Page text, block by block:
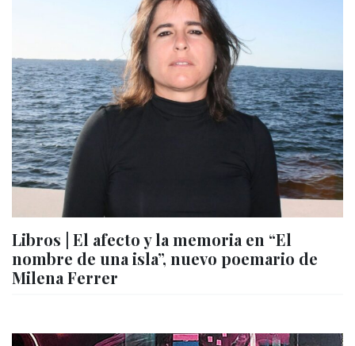
Libros | El afecto y la memoria en “El
nombre de una isla”, nuevo poemario de
Milena Ferrer